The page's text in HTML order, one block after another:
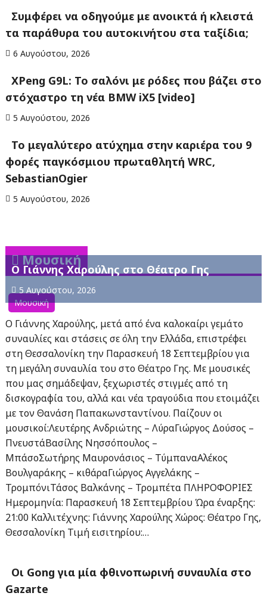
Συμφέρει να οδηγούμε με ανοικτά ή κλειστά
τα παράθυρα του αυτοκινήτου στα ταξίδια;
6 Αυγούστου, 2026
XPeng G9L: Το σαλόνι με ρόδες που βάζει στο
στόχαστρο τη νέα BMW iX5 [video]
5 Αυγούστου, 2026
Το μεγαλύτερο ατύχημα στην καριέρα του 9
φορές παγκόσμιου πρωταθλητή WRC,
SebastianOgier
5 Αυγούστου, 2026
Μουσική
Μουσική
Ο Γιάννης Χαρούλης στο Θέατρο Γης
5 Αυγούστου, 2026
Ο Γιάννης Χαρούλης, μετά από ένα καλοκαίρι γεμάτο
συναυλίες και στάσεις σε όλη την Ελλάδα, επιστρέφει
στη Θεσσαλονίκη την Παρασκευή 18 Σεπτεμβρίου για
τη μεγάλη συναυλία του στο Θέατρο Γης. Με μουσικές
που μας σημάδεψαν, ξεχωριστές στιγμές από τη
δισκογραφία του, αλλά και νέα τραγούδια που ετοιμάζει
με τον Θανάση Παπακωνσταντίνου. Παίζουν οι
μουσικοί:Λευτέρης Ανδριώτης – ΛύραΓιώργος Δούσος –
ΠνευστάΒασίλης Νησσόπουλος –
ΜπάσοΣωτήρης Μαυρονάσιος – ΤύμπαναΑλέκος
Βουλγαράκης – κιθάραΓιώργος Αγγελάκης –
ΤρομπόνιΤάσος Βαλκάνης – Τρομπέτα ΠΛΗΡΟΦΟΡΙΕΣ
Ημερομηνία: Παρασκευή 18 Σεπτεμβρίου Ώρα έναρξης:
21:00 Καλλιτέχνης: Γιάννης Χαρούλης Χώρος: Θέατρο Γης,
Θεσσαλονίκη Τιμή εισιτηρίου:…
Οι Gong για μία φθινοπωρινή συναυλία στο
Gazarte